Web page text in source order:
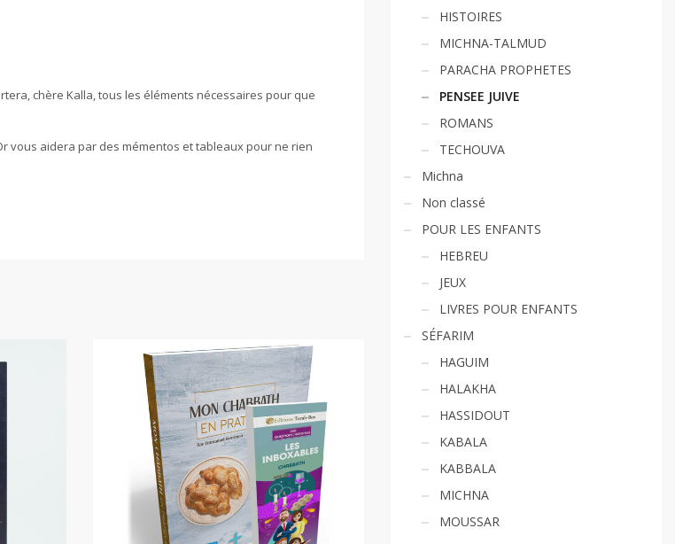
chère Kalla, tous les éléments nécessaires pour que
vous aidera par des mémentos et tableaux pour ne rien
HISTOIRES
MICHNA-TALMUD
PARACHA PROPHETES
PENSEE JUIVE
ROMANS
TECHOUVA
Michna
Non classé
POUR LES ENFANTS
HEBREU
JEUX
LIVRES POUR ENFANTS
SÉFARIM
HAGUIM
HALAKHA
HASSIDOUT
KABALA
KABBALA
MICHNA
MOUSSAR